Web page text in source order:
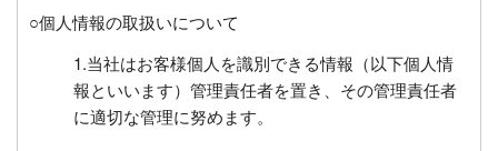
○個人情報の取扱いについて
1.当社はお客様個人を識別できる情報（以下個人情
報といいます）管理責任者を置き、その管理責任者
に適切な管理に努めます。